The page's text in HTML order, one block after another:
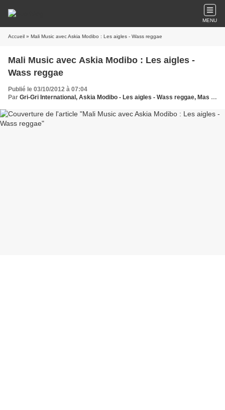
MENU
Accueil » Mali Music avec Askia Modibo : Les aigles - Wass reggae
Mali Music avec Askia Modibo : Les aigles -
Wass reggae
Publié le 03/10/2012 à 07:04
Par Gri-Gri International, Askia Modibo - Les aigles - Wass reggae, Mas olange Oussou,produced